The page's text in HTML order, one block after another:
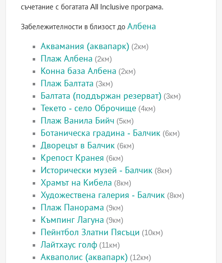
съчетание с богатата All Inclusive програма.
Забележителности в близост доАлбена
Аквамания (аквапарк) (2км)
Плаж Албена (2км)
Конна база Албена (2км)
Плаж Балтата (3км)
Балтата (поддържан резерват) (3км)
Текето - село Оброчище (4км)
Плаж Ванила Бийч (5км)
Ботаническа градина - Балчик (6км)
Дворецът в Балчик (6км)
Крепост Кранея (6км)
Исторически музей - Балчик (8км)
Храмът на Кибела (8км)
Художествена галерия - Балчик (8км)
Плаж Панорама (9км)
Къмпинг Лагуна (9км)
Пейнтбол Златни Пясъци (10км)
Лайтхаус голф (11км)
Акваполис (аквапарк) (12км)